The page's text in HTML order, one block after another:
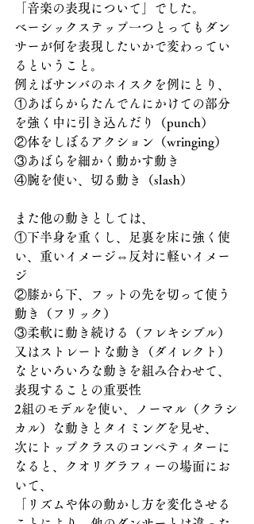
「音楽の表現について」でした。
ベーシックステップ一つとってもダン
サーが何を表現したいかで変わってい
るということ。
例えばサンバのホイスクを例にとり、
①あばらからたんでんにかけての部分
を強く中に引き込んだり（punch）
②体をしぼるアクション（wringing）
③あばらを細かく動かす動き
④腕を使い、切る動き（slash）
また他の動きとしては、
①下半身を重くし、足裏を床に強く使
い、重いイメージ⇔反対に軽いイメー
ジ
②膝から下、フットの先を切って使う
動き（フリック）
③柔軟に動き続ける（フレキシブル）
又はストレートな動き（ダイレクト）
などいろいろな動きを組み合わせて、
表現することの重要性
2組のモデルを使い、ノーマル（クラシ
カル）な動きとタイミングを見せ、
次にトップクラスのコンペティターに
なると、クオリグラフィーの場面にお
いて、
「リズムや体の動かし方を変化させる